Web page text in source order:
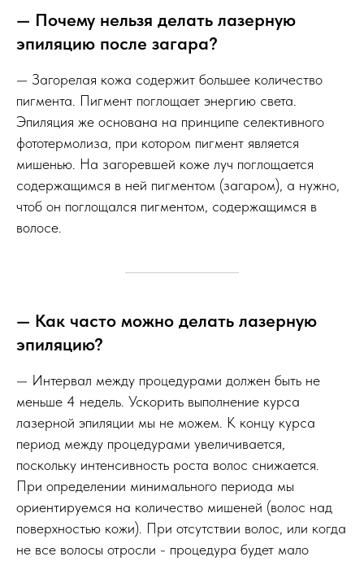
— Почему нельзя делать лазерную
эпиляцию после загара?
— Загорелая кожа содержит большее количество
пигмента. Пигмент поглощает энергию света.
Эпиляция же основана на принципе селективного
фототермолиза, при котором пигмент является
мишенью. На загоревшей коже луч поглощается
содержащимся в ней пигментом (загаром), а нужно,
чтоб он поглощался пигментом, содержащимся в
волосе.
— Как часто можно делать лазерную
эпиляцию?
— Интервал между процедурами должен быть не
меньше 4 недель. Ускорить выполнение курса
лазерной эпиляции мы не можем. К концу курса
период между процедурами увеличивается,
поскольку интенсивность роста волос снижается.
При определении минимального периода мы
ориентируемся на количество мишеней (волос над
поверхностью кожи). При отсутствии волос, или когда
не все волосы отросли - процедура будет мало